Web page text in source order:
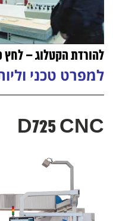
להורדת הקטלוג – לחץ
למפרט טכני
D725 CNC